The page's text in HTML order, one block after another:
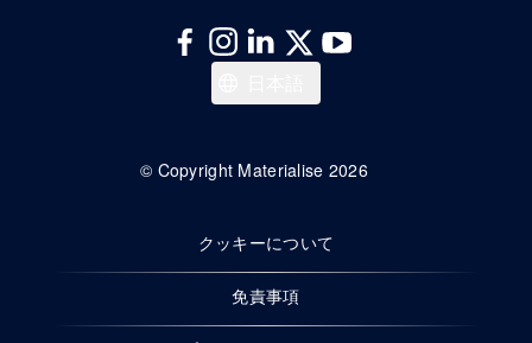
Deutsch
English
© Copyright Materialise 2026
クッキーについて
免責事項